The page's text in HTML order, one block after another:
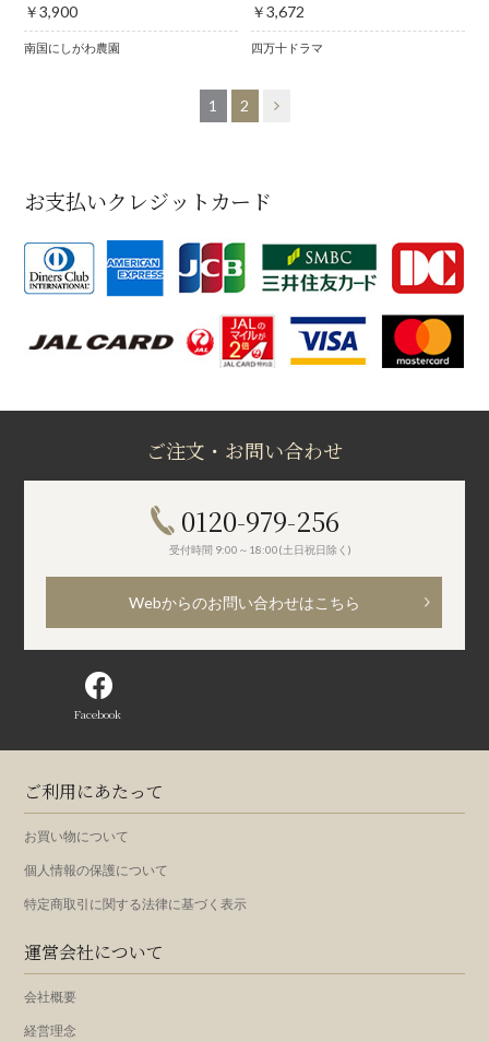
￥3,900
南国にしがわ農園
￥3,672
四万十ドラマ
1 2
お支払いクレジットカード
ご注文・お問い合わせ
0120-979-256
受付時間 9:00～18:00(土日祝日除く)
Webからのお問い合わせはこちら
Facebook
ご利用にあたって
お買い物について
個人情報の保護について
特定商取引に関する法律に基づく表示
運営会社について
会社概要
経営理念